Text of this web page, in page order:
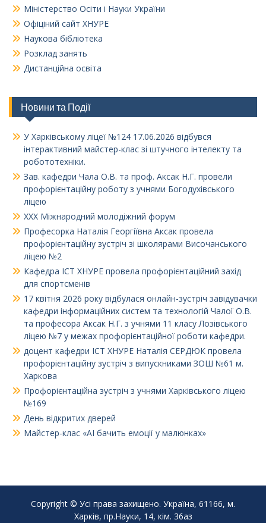
Міністерство Осіти і Науки України
Офіціний сайт ХНУРЕ
Наукова бібліотека
Розклад занять
Дистанційна освіта
Новини та Події
У Харківському ліцеї №124 17.06.2026 відбувся
інтерактивний майстер-клас зі штучного інтелекту та
робототехніки.
Зав. кафедри Чала О.В. та проф. Аксак Н.Г. провели
профорієнтаційну роботу з учнями Богодухівського
ліцею
XXX Міжнародний молодіжний форум
Професорка Наталія Георгіївна Аксак провела
профорієнтаційну зустріч зі школярами Височанського
ліцею №2
Кафедра ІСТ ХНУРЕ провела профорієнтаційний захід
для спортсменів
17 квітня 2026 року відбулася онлайн-зустріч завідувачки
кафедри інформаційних систем та технологій Чалої О.В.
та професора Аксак Н.Г. з учнями 11 класу Лозівського
ліцею №7 у межах профорієнтаційної роботи кафедри.
доцент кафедри ІСТ ХНУРЕ Наталія СЕРДЮК провела
профорієнтаційну зустріч з випускниками ЗОШ №61 м.
Харкова
Профорієнтаційна зустріч з учнями Харківського ліцею
№169
День відкритих дверей
Майстер-клас «AI бачить емоції у малюнках»
Copyright © Усі права захищено. Україна, 61166, м.
Харків, пр.Науки, 14, кім. 36аз